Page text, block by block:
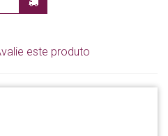
este produto